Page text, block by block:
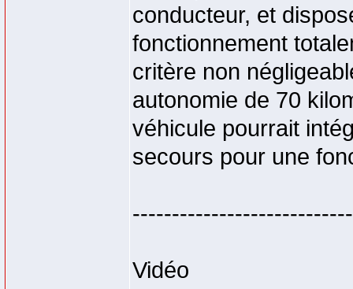
conducteur, et
fonctionnement
critère non
autonomie de 70
véhicule pourrait
secours pour une
Vidéo